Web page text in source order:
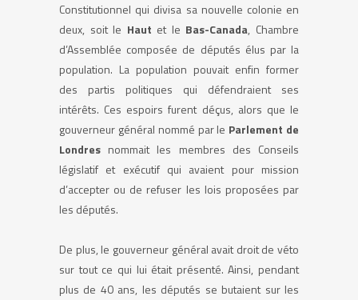
Constitutionnel qui divisa sa nouvelle colonie en
deux, soit le Haut et le Bas-Canada, Chambre
d’Assemblée composée de députés élus par la
population. La population pouvait enfin former
des partis politiques qui défendraient ses
intérêts. Ces espoirs furent déçus, alors que le
gouverneur général nommé par le Parlement de
Londres nommait les membres des Conseils
législatif et exécutif qui avaient pour mission
d’accepter ou de refuser les lois proposées par
les députés.
De plus, le gouverneur général avait droit de véto
sur tout ce qui lui était présenté. Ainsi, pendant
plus de 40 ans, les députés se butaient sur les